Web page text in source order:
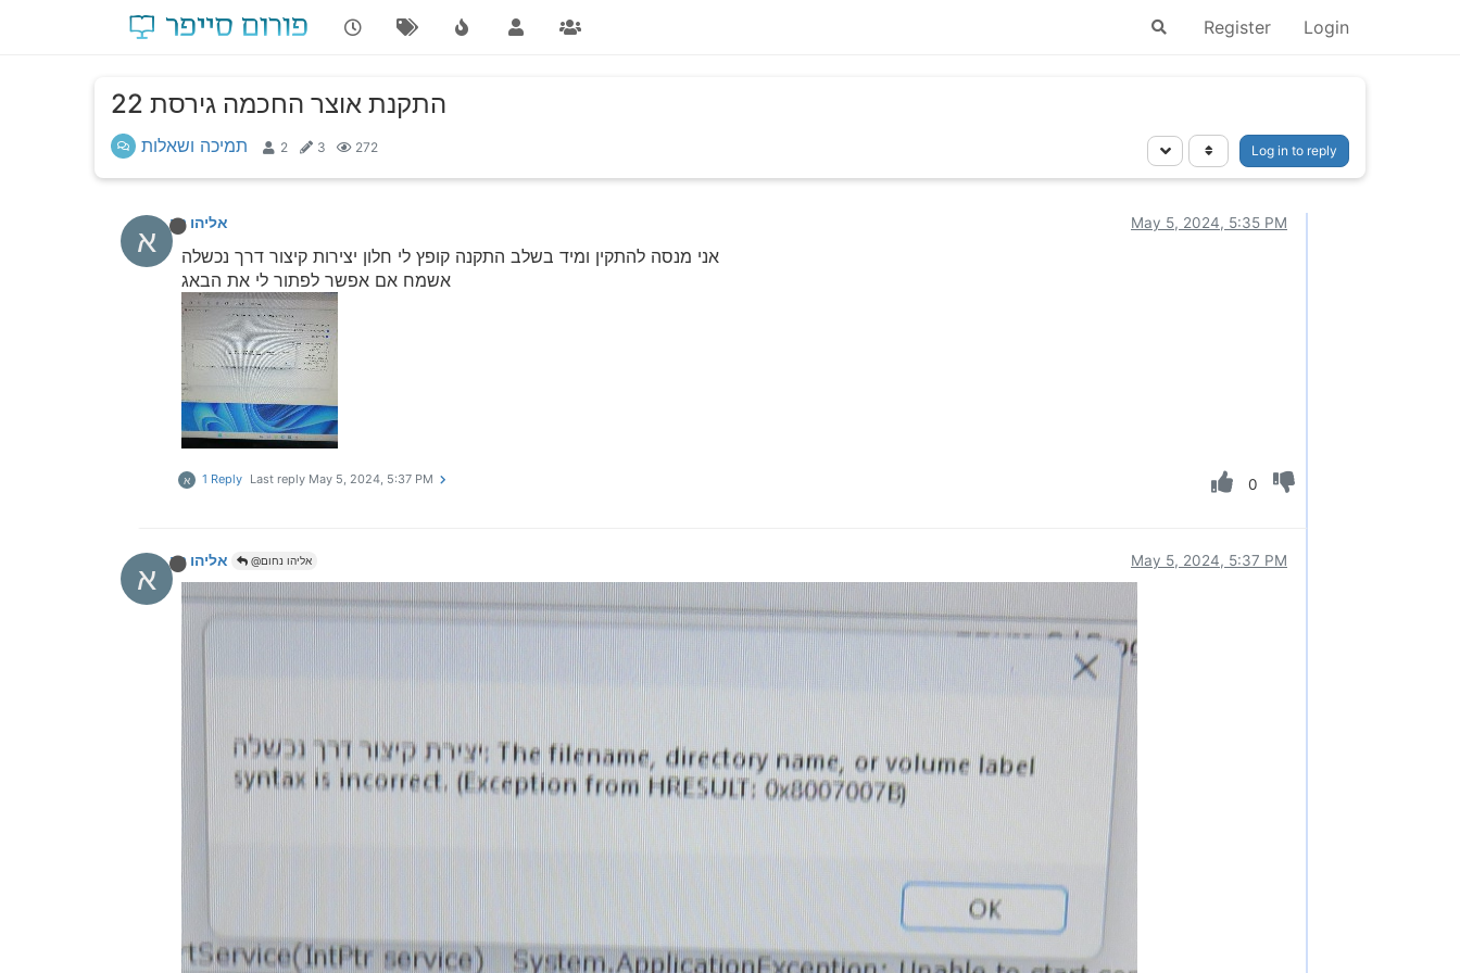
Register Login
התקנת אוצר החכמה גירסת 22
תמיכה ושאלות 2 3 272 Log in to reply
אאליהו נחום May 5, 2024, 5:35 PM
אני מנסה להתקין ומיד בשלב התקנה קופץ לי חלון יצירות קיצור דרך נכשלה
אשמח אם אפשר לפתור לי את הבאג
א 1 Reply Last reply May 5, 2024, 5:37 PM 0
אאליהו נחום @אליהו נחום May 5, 2024, 5:37 PM